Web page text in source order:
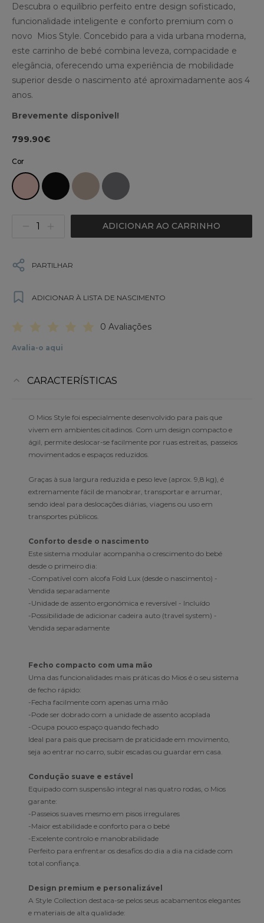
Descubra o equilíbrio perfeito entre design sofisticado,
funcionalidade inteligente e conforto premium com o
novo Mios Style. Concebido para a vida urbana moderna,
este carrinho de bebé combina leveza, compacidade e
elegância, oferecendo uma experiência de mobilidade
superior desde o nascimento até aproximadamente aos 4
anos.
Brevemente disponivel!
799.90€
Cor
ADICIONAR AO CARRINHO
PARTILHAR
ADICIONAR À LISTA DE NASCIMENTO
0 Avaliações
Avalia-o aqui
CARACTERÍSTICAS
O Mios Style foi especialmente desenvolvido para pais que
vivem em ambientes citadinos. Com um design compacto e
ágil, permite deslocar-se facilmente por ruas estreitas, passeios
movimentados e espaços reduzidos.
Graças à sua largura reduzida e peso leve (aprox. 9,8 kg), é
extremamente fácil de manobrar, transportar e arrumar,
sendo ideal para deslocações diárias, viagens ou uso em
transportes públicos.
Conforto desde o nascimento
Este sistema modular acompanha o crescimento do bebé
desde o primeiro dia:
-Compatível com alcofa Fold Lux (desde o nascimento) -
Vendida separadamente
-Unidade de assento ergonómica e reversível - Incluído
-Possibilidade de adicionar cadeira auto (travel system) -
Vendida separadamente
Fecho compacto com uma mão
Uma das funcionalidades mais práticas do Mios é o seu sistema
de fecho rápido:
-Fecha facilmente com apenas uma mão
-Pode ser dobrado com a unidade de assento acoplada
-Ocupa pouco espaço quando fechado
Ideal para pais que precisam de praticidade em movimento,
seja ao entrar no carro, subir escadas ou guardar em casa.
Condução suave e estável
Equipado com suspensão integral nas quatro rodas, o Mios
garante:
-Passeios suaves mesmo em pisos irregulares
-Maior estabilidade e conforto para o bebé
-Excelente controlo e manobrabilidade
Perfeito para enfrentar os desafios do dia a dia na cidade com
total confiança.
Design premium e personalizável
A Style Collection destaca-se pelos seus acabamentos elegantes
e materiais de alta qualidade: